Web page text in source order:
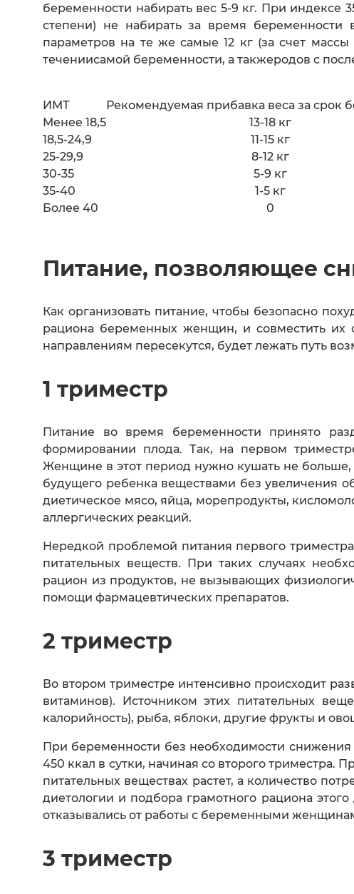
беременности набирать вес 5-9 кг. При индексе
степени) не набирать за время беременности
параметров на те же самые 12 кг (за счет
течениисамой беременности, а такжеродов с
ИМТ
Рекомендуемая прибавка веса за срок
Менее 18,5
13-18 кг
18,5-24,9
11-15 кг
25-29,9
8-12 кг
30-35
5-9 кг
35-40
1-5 кг
Более 40
0
Питание, позволяющее
Как организовать питание, чтобы безопасно
рациона беременных женщин, и совместить
направлениям пересекутся, будет лежать путь
1 триместр
Питание во время беременности принято
формировании плода. Так, на первом
Женщине в этот период нужно кушать не больше,
будущего ребенка веществами без увеличения
диетическое мясо, яйца, морепродукты,
аллергических реакций.
Нередкой проблемой питания первого
питательных веществ. При таких случаях
рацион из продуктов, не вызывающих
помощи фармацевтических препаратов.
2 триместр
Во втором триместре интенсивно происходит
витаминов). Источником этих питательных
калорийность), рыба, яблоки, другие фрукты и
При беременности без необходимости снижения
450 ккал в сутки, начиная со второго триместра.
питательных веществах растет, а количество
диетологии и подбора грамотного рациона
отказывались от работы с беременными
3 триместр